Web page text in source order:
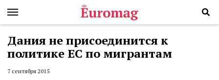
Дания не присоединится к
политике ЕС по мигрантам
7 сентября 2015